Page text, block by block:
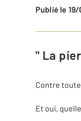
Publié le
" La
Contre
Et oui,